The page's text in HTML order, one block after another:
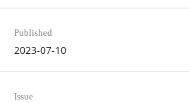
Published
2023-07-10
Issue